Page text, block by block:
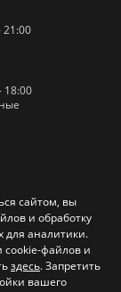
21:00
18:00
сайтом, вы
и обработку
для аналитики.
файлов и
здесь. Запретить
вашего